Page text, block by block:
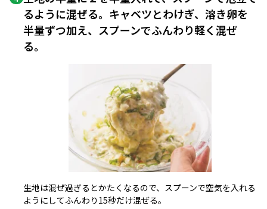
るように混ぜる。キャベツとわけぎ、溶き卵を
半量ずつ加え、スプーンでふんわり軽く混ぜ
る。
生地は混ぜ過ぎるとかたくなるので、スプーンで空気を入れる
ようにしてふんわり15秒だけ混ぜる。